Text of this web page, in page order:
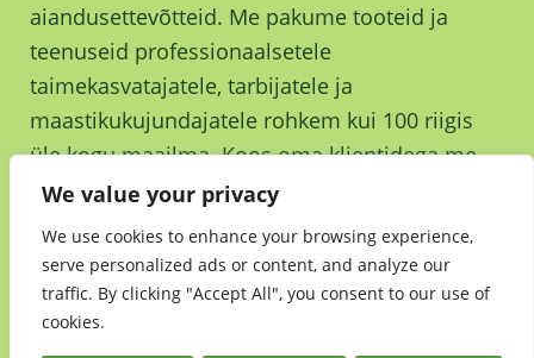
We value your privacy
We use cookies to enhance your browsing experience,
serve personalized ads or content, and analyze our
traffic. By clicking "Accept All", you consent to our use of
cookies.
aiandusettevõtteid. Me pakume tooteid ja
teenuseid professionaalsetele
taimekasvatajatele, tarbijatele ja
maastikukujundajatele rohkem kui 100 riigis
üle kogu maailma. Koos oma klientidega me
kasvame ja kasvatame parema tuleviku nimel.
Jätkusuutlikkus